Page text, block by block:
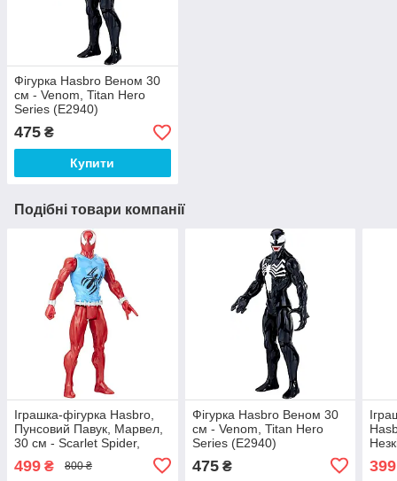
Фігурка Hasbro Веном 30
см - Venom, Titan Hero
Series (E2940)
475 ₴
Купити
Подібні товари компанії
Іграшка-фігурка Hasbro,
Пунсовий Павук, Марвел,
30 см - Scarlet Spider,
Marvel, Titan Hero Series
499 ₴ 800 ₴
Фігурка Hasbro Веном 30
см - Venom, Titan Hero
Series (E2940)
475₴ 399